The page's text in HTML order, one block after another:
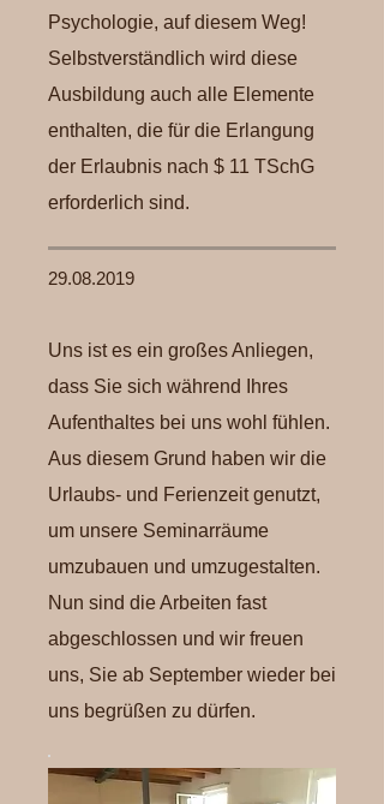
Psychologie, auf diesem Weg!
Selbstverständlich wird diese
Ausbildung auch alle Elemente
enthalten, die für die Erlangung
der Erlaubnis nach $ 11 TSchG
erforderlich sind.
29.08.2019
Uns ist es ein großes Anliegen,
dass Sie sich während Ihres
Aufenthaltes bei uns wohl fühlen.
Aus diesem Grund haben wir die
Urlaubs- und Ferienzeit genutzt,
um unsere Seminarräume
umzubauen und umzugestalten.
Nun sind die Arbeiten fast
abgeschlossen und wir freuen
uns, Sie ab September wieder bei
uns begrüßen zu dürfen.